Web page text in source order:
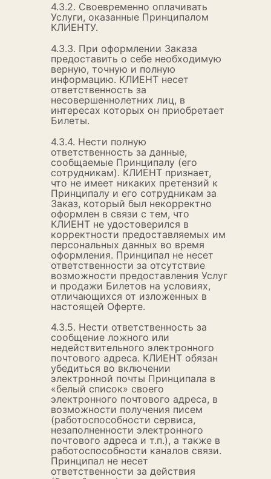
4.3.2. Своевременно оплачивать
Услуги, оказанные Принципалом
КЛИЕНТУ.
4.3.3. При оформлении Заказа
предоставить о себе необходимую
верную, точную и полную
информацию. КЛИЕНТ несет
ответственность за
несовершеннолетних лиц, в
интересах которых он приобретает
Билеты.
4.3.4. Нести полную
ответственность за данные,
сообщаемые Принципалу (его
сотрудникам). КЛИЕНТ признает,
что не имеет никаких претензий к
Принципалу и его сотрудникам за
Заказ, который был некорректно
оформлен в связи с тем, что
КЛИЕНТ не удостоверился в
корректности предоставляемых им
персональных данных во время
оформления. Принципал не несет
ответственности за отсутствие
возможности предоставления Услуг
и продажи Билетов на условиях,
отличающихся от изложенных в
настоящей Оферте.
4.3.5. Нести ответственность за
сообщение ложного или
недействительного электронного
почтового адреса. КЛИЕНТ обязан
убедиться во включении
электронной почты Принципала в
«белый список» своего
электронного почтового адреса, в
возможности получения писем
(работоспособности сервиса,
незаполненности электронного
почтового адреса и т.п.), а также в
работоспособности каналов связи.
Принципал не несет
ответственности за действия